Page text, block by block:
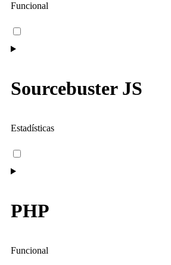
Funcional
Sourcebuster JS
Estadísticas
PHP
Funcional